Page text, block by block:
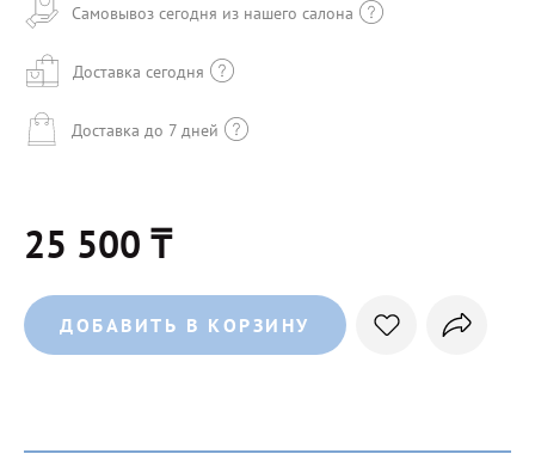
Самовывоз сегодня из нашего салона
Доставка сегодня
Доставка до 7 дней
25 500 ₸
ДОБАВИТЬ В КОРЗИНУ